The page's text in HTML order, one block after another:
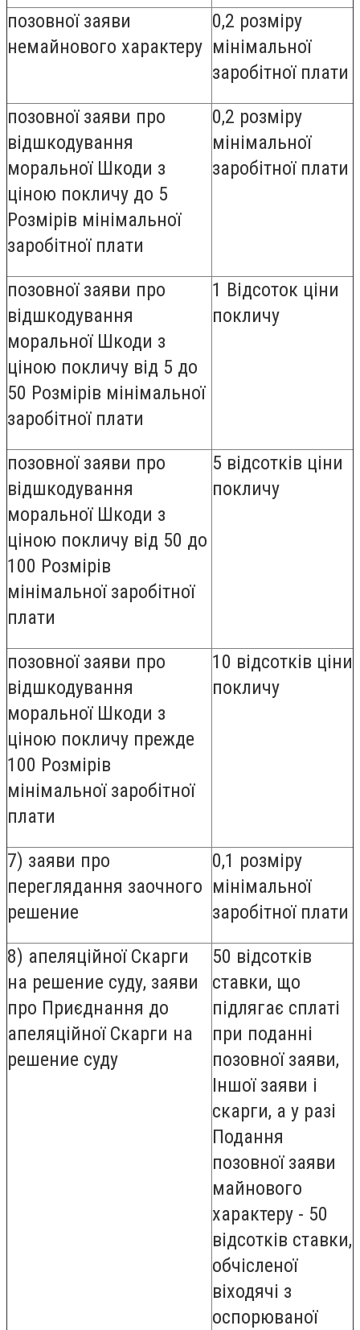
позовної заяви
немайнового характеру
0,2 розміру
мінімальної
заробітної плати
позовної заяви про
відшкодування
моральної Шкоди з
ціною покличу до 5
Розмірів мінімальної
заробітної плати
0,2 розміру
мінімальної
заробітної плати
позовної заяви про
відшкодування
моральної Шкоди з
ціною покличу від 5 до
50 Розмірів мінімальної
заробітної плати
1 Відсоток ціни
покличу
позовної заяви про
відшкодування
моральної Шкоди з
ціною покличу від 50 до
100 Розмірів
мінімальної заробітної
плати
5 відсотків ціни
покличу
позовної заяви про
відшкодування
моральної Шкоди з
ціною покличу прежде
100 Розмірів
мінімальної заробітної
плати
10 відсотків ціни
покличу
7) заяви про
переглядання заочного
решение
0,1 розміру
мінімальної
заробітної плати
8) апеляційної Скарги
на решение суду, заяви
про Приєднання до
апеляційної Скарги на
решение суду
50 відсотків
ставки, що
підлягає сплаті
при поданні
позовної заяви,
Іншої заяви і
скарги, а у разі
Подання
позовної заяви
майнового
характеру - 50
відсотків ставки,
обчісленої
віходячі з
оспорюваної